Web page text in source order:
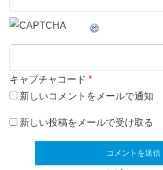
キャプチャコード *
新しいコメントをメールで通知
新しい投稿をメールで受け取る